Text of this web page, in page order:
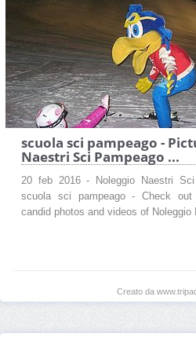
scuola sci pampeago -
Naestri Sci Pampeago ...
20 feb 2016 - Noleggio Naestri Sci
scuola sci pampeago - Check out
candid photos and videos of Noleggio
Creato da